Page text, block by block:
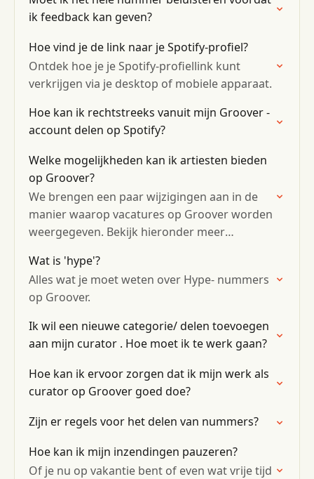
ik feedback kan geven?
Hoe vind je de link naar je Spotify-profiel?
Ontdek hoe je je Spotify-profiellink kunt
verkrijgen via je desktop of mobiele apparaat.
Hoe kan ik rechtstreeks vanuit mijn Groover -
account delen op Spotify?
Welke mogelijkheden kan ik artiesten bieden
op Groover?
We brengen een paar wijzigingen aan in de
manier waarop vacatures op Groover worden
weergegeven. Bekijk hieronder meer
Wat is 'hype'?
Alles wat je moet weten over Hype- nummers
op Groover.
Ik wil een nieuwe categorie/ delen toevoegen
aan mijn curator . Hoe moet ik te werk gaan?
Hoe kan ik ervoor zorgen dat ik mijn werk als
curator op Groover goed doe?
Zijn er regels voor het delen van nummers?
Hoe kan ik mijn inzendingen pauzeren?
Of je nu op vakantie bent of even wat vrije tijd